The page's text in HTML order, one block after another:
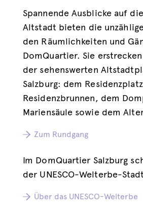
Spannende Ausblicke auf
Altstadt bieten die
den Räumlichkeiten und
DomQuartier. Sie
der sehenswerten
Salzburg: dem
Residenzbrunnen, dem
Mariensäule sowie dem
Zum Rundgang
Im DomQuartier Salzburg
der UNESCO-Welterbe-
Über das UNESCO-Welterbe